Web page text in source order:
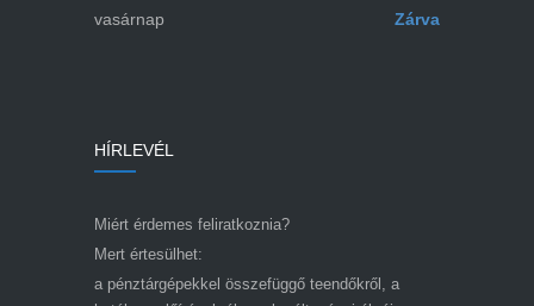
vasárnap Zárva
HÍRLEVÉL
Miért érdemes feliratkoznia?
Mert értesülhet:
a pénztárgépekkel összefüggő teendőkről, a